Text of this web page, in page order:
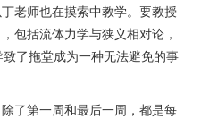
老师也在摸索中教学。要教授
包括流体力学与狭义相对论，
了拖堂成为一种无法避免的事
了第一周和最后一周，都是每